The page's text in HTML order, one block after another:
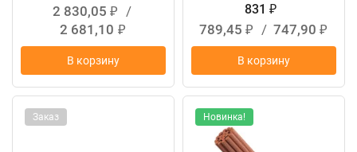
2 830,05 ₽
/
2 681,10 ₽
В корзину
831 ₽
789,45 ₽ / 747,90 ₽
В корзину
Заказ Новинка!